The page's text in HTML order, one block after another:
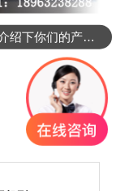
们是怎么收费的呢